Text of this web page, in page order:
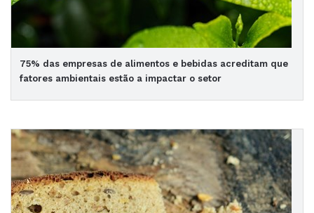
75% das empresas de alimentos e bebidas acreditam que
fatores ambientais estão a impactar o setor